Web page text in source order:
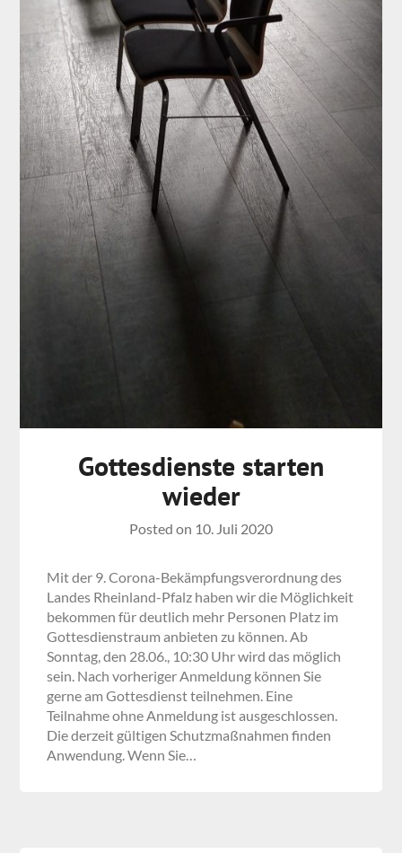
Gottesdienste starten
wieder
Posted on 10. Juli 2020
Mit der 9. Corona-Bekämpfungsverordnung des
Landes Rheinland-Pfalz haben wir die Möglichkeit
bekommen für deutlich mehr Personen Platz im
Gottesdienstraum anbieten zu können. Ab
Sonntag, den 28.06., 10:30 Uhr wird das möglich
sein. Nach vorheriger Anmeldung können Sie
gerne am Gottesdienst teilnehmen. Eine
Teilnahme ohne Anmeldung ist ausgeschlossen.
Die derzeit gültigen Schutzmaßnahmen finden
Anwendung. Wenn Sie…